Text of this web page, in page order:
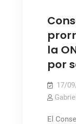
la
por
17/
El